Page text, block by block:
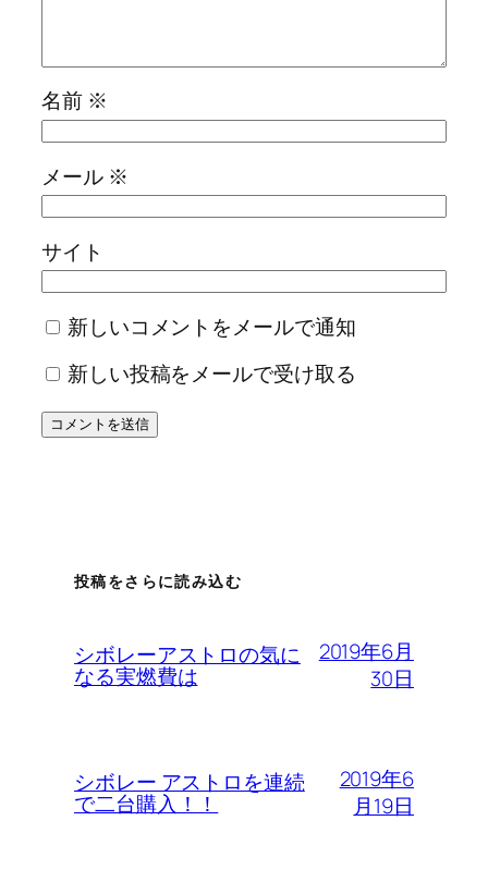
名前 ※
メール ※
サイト
新しいコメントをメールで通知
新しい投稿をメールで受け取る
投稿をさらに読み込む
シボレーアストロの気に
なる実燃費は
2019年6月
30日
シボレー アストロを連続
で二台購入！！
2019年6
月19日